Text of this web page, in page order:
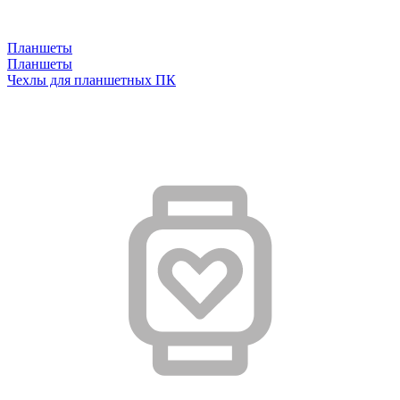
Планшеты
Планшеты
Чехлы для планшетных ПК